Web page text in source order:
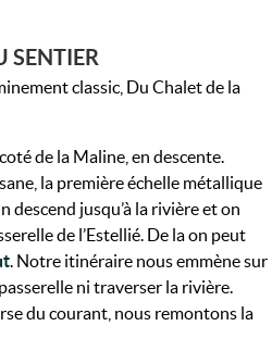
SENTIER
classic, Du Chalet de la
de la Maline, en descente.
la première échelle métallique
descend jusqu’à la rivière et on
de l’Estellié. De la on peut
. Notre itinéraire nous emmène sur
ni traverser la rivière.
du courant, nous remontons la